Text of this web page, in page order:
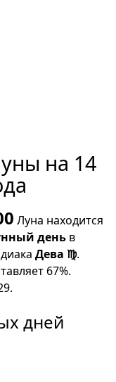
на 14
Луна находится
день в
Дева ♍.
67%.
дней